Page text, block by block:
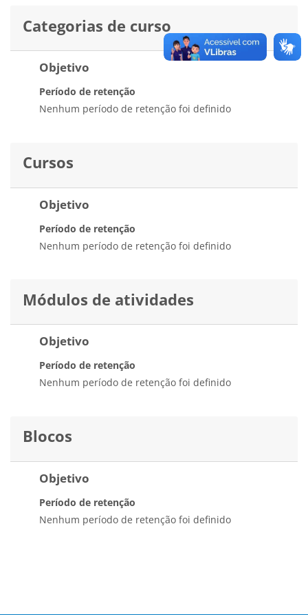
Categorias de curso
Objetivo
Período de retenção
Nenhum período de retenção foi definido
Cursos
Objetivo
Período de retenção
Nenhum período de retenção foi definido
Módulos de atividades
Objetivo
Período de retenção
Nenhum período de retenção foi definido
Blocos
Objetivo
Período de retenção
Nenhum período de retenção foi definido